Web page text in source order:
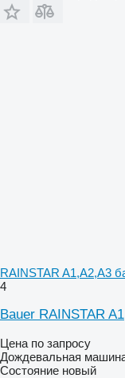
RAINSTAR A1,A2,А3
4
Bauer RAINSTAR
Цена по запросу
Дождевальная
Состояние новый